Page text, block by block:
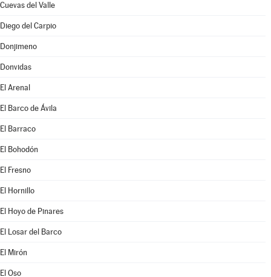
Cuevas del Valle
Diego del Carpio
Donjimeno
Donvidas
El Arenal
El Barco de Ávila
El Barraco
El Bohodón
El Fresno
El Hornillo
El Hoyo de Pinares
El Losar del Barco
El Mirón
El Oso